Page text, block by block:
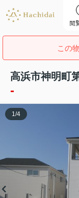
閲
この
高浜市神明町
-
1 /4